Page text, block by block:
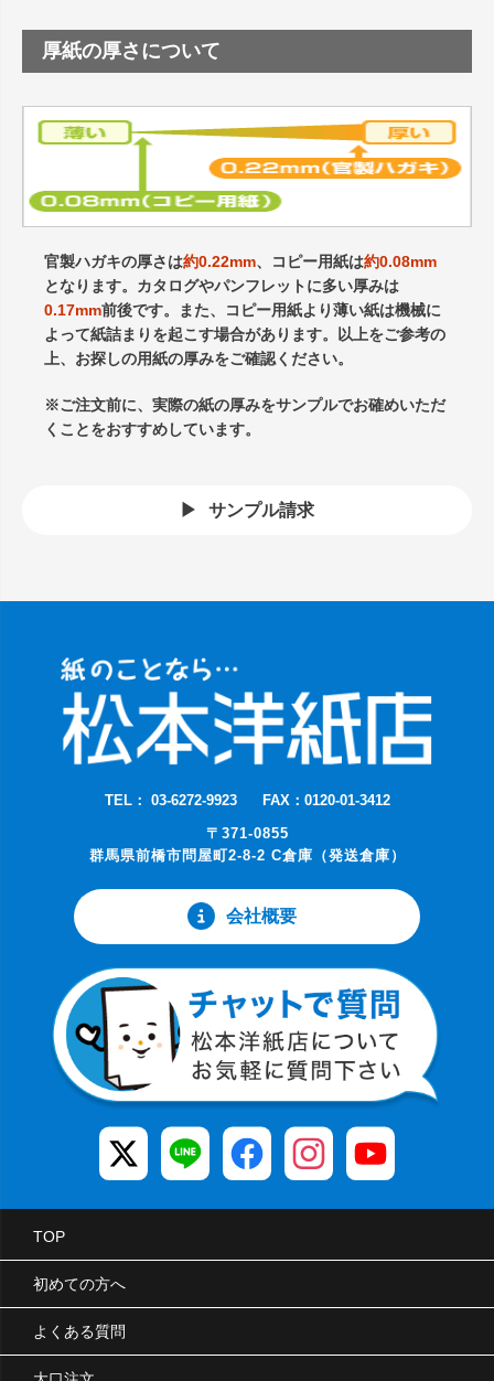
厚紙の厚さについて
官製ハガキの厚さは約0.22mm、コピー用紙は約0.08mm
となります。カタログやパンフレットに多い厚みは
0.17mm前後です。また、コピー用紙より薄い紙は機械に
よって紙詰まりを起こす場合があります。以上をご参考の
上、お探しの用紙の厚みをご確認ください。
※ご注文前に、実際の紙の厚みをサンプルでお確めいただ
くことをおすすめしています。
サンプル請求
TEL： 03-6272-9923
FAX：0120-01-3412
〒371-0855
群馬県前橋市問屋町2-8-2 C倉庫（発送倉庫）
会社概要
TOP
初めての方へ
よくある質問